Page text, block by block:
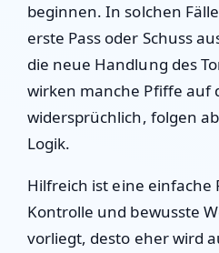
beginnen. In solchen
erste Pass oder Schuss
die neue Handlung des
wirken manche Pfiffe auf
widersprüchlich, folgen
Logik.
Hilfreich ist eine einfache
Kontrolle und bewusste
vorliegt, desto eher wird